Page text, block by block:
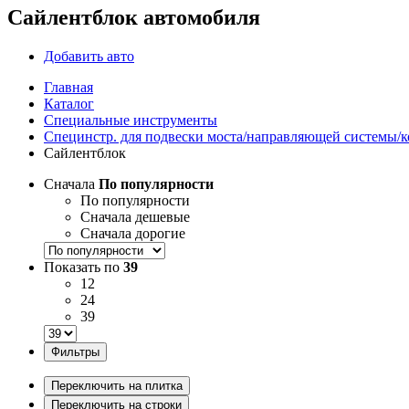
Сайлентблок автомобиля
Добавить авто
Главная
Каталог
Специальные инструменты
Специнстр. для подвески моста/направляющей системы/
Сайлентблок
Сначала По популярности
По популярности
Сначала дешевые
Сначала дорогие
Показать по 39
12
24
39
Фильтры
Переключить на плитка
Переключить на строки